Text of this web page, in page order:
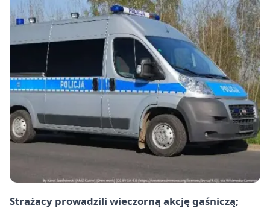
Strażacy prowadzili wieczorną akcję gaśniczą;